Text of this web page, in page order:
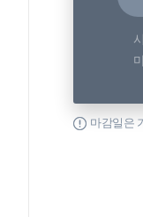
마감일은